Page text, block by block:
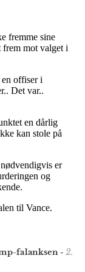
falanksen- 2.